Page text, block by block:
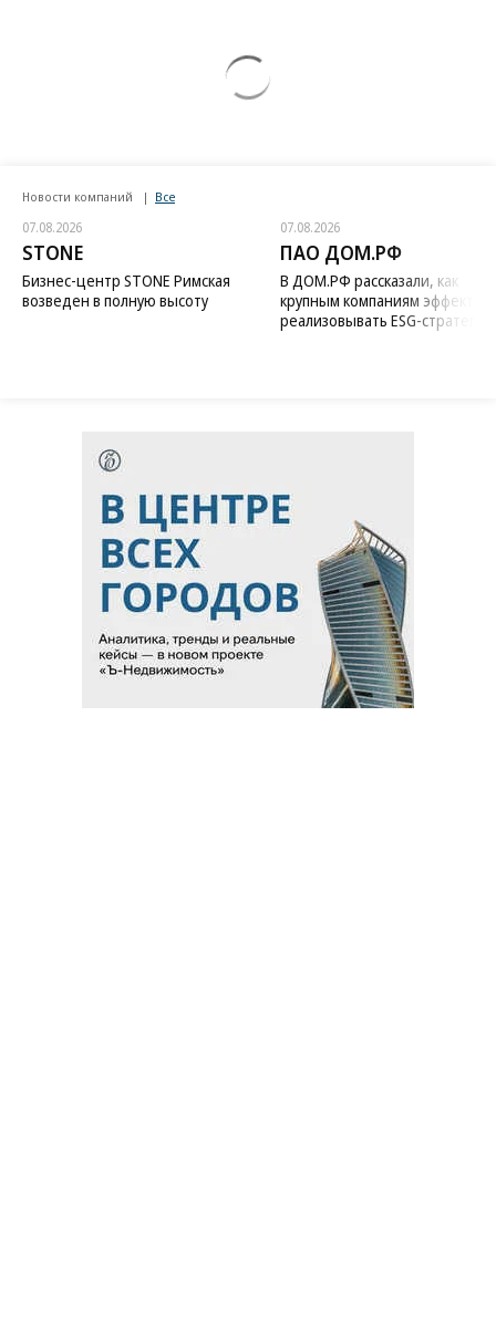
Новости компаний Все
07.08.2026
STONE
Бизнес-центр STONE Римская
возведен в полную высоту
07.08.2026
ПАО ДОМ.РФ
В ДОМ.РФ рассказали, как
крупным компаниям
реализовывать ESG-стратегию